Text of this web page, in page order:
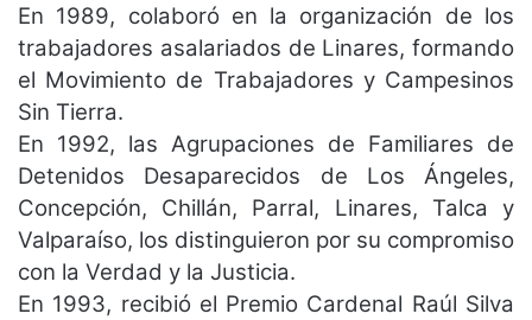
En 1989, colaboró en la organización de los
trabajadores asalariados de Linares, formando
el Movimiento de Trabajadores y Campesinos
Sin Tierra.
En 1992, las Agrupaciones de Familiares de
Detenidos Desaparecidos de Los Ángeles,
Concepción, Chillán, Parral, Linares, Talca y
Valparaíso, los distinguieron por su compromiso
con la Verdad y la Justicia.
En 1993, recibió el Premio Cardenal Raúl Silva